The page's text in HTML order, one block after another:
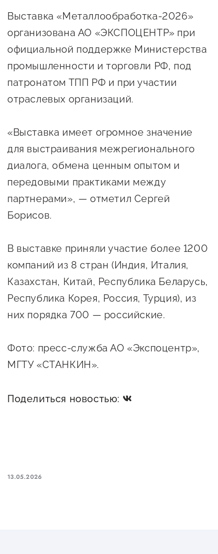
сопровождения
О центре
Поддержка центра
Онлайн-витрина
Истории успеха
Центр образовательных
программ и молодежного
предпринимательства
Календарь
предпринимателей
Проекты
Поддержка центра
Истории успеха
Центр инноваций
О центре
Поддержка центра
Календарь
Истории успеха
Проекты
социальной сфере
Центр финансовой
поддержки
Проекты
Поддержка центра
Истории успеха
Центр инновационно-
креативного
предпринимательства
мероприятия
Проекты
Поддержка центра
Онлайн-витрина
производства
Нормативные
Центр поддержки экспорта
Справочник
предпринимателя
Организации,
предоставляющие поддержку
Каталог маркетплейсов
Выставка «Металлообработка-2026»
организована АО «ЭКСПОЦЕНТР» при
официальной поддержке Министерства
промышленности и торговли РФ, под
патронатом ТПП РФ и при участии
отраслевых организаций.
«Выставка имеет огромное значение
для выстраивания межрегионального
диалога, обмена ценным опытом и
передовыми практиками между
партнерами», — отметил Сергей
Борисов.
В выставке приняли участие более 1200
компаний из 8 стран (Индия, Италия,
Казахстан, Китай, Республика Беларусь,
Республика Корея, Россия, Турция), из
них порядка 700 — российские.
Фото: пресс-служба АО «Экспоцентр»,
МГТУ «СТАНКИН».
Поделиться новостью:
13.05.2026